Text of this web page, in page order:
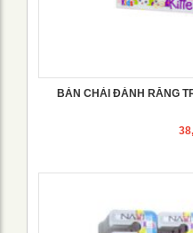
BÀN CHẢI ĐÁNH RĂNG